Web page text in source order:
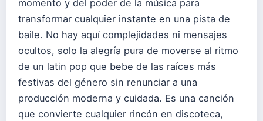
momento y del poder de la música para
transformar cualquier instante en una pista de
baile. No hay aquí complejidades ni mensajes
ocultos, solo la alegría pura de moverse al ritmo
de un latin pop que bebe de las raíces más
festivas del género sin renunciar a una
producción moderna y cuidada. Es una canción
que convierte cualquier rincón en discoteca,